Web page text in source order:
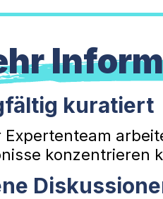
kuratiert
Expertenteam
konzentrieren